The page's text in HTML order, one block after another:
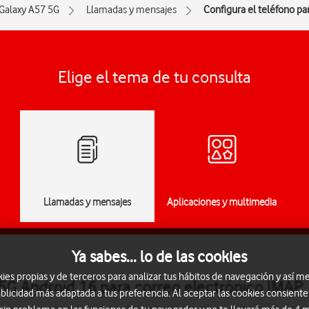
A57 5G Llamadas y mensajes Configura el teléfono
Elige el tema de tu consulta
Llamadas y mensajes Aplicaciones y multimedia
Android 16 para correo electrónico IMAP
Ya sabes... lo de las cookies
propias y de terceros para analizar tus hábitos de navegación y así
más adaptada a tus preferencia. Al aceptar las cookies